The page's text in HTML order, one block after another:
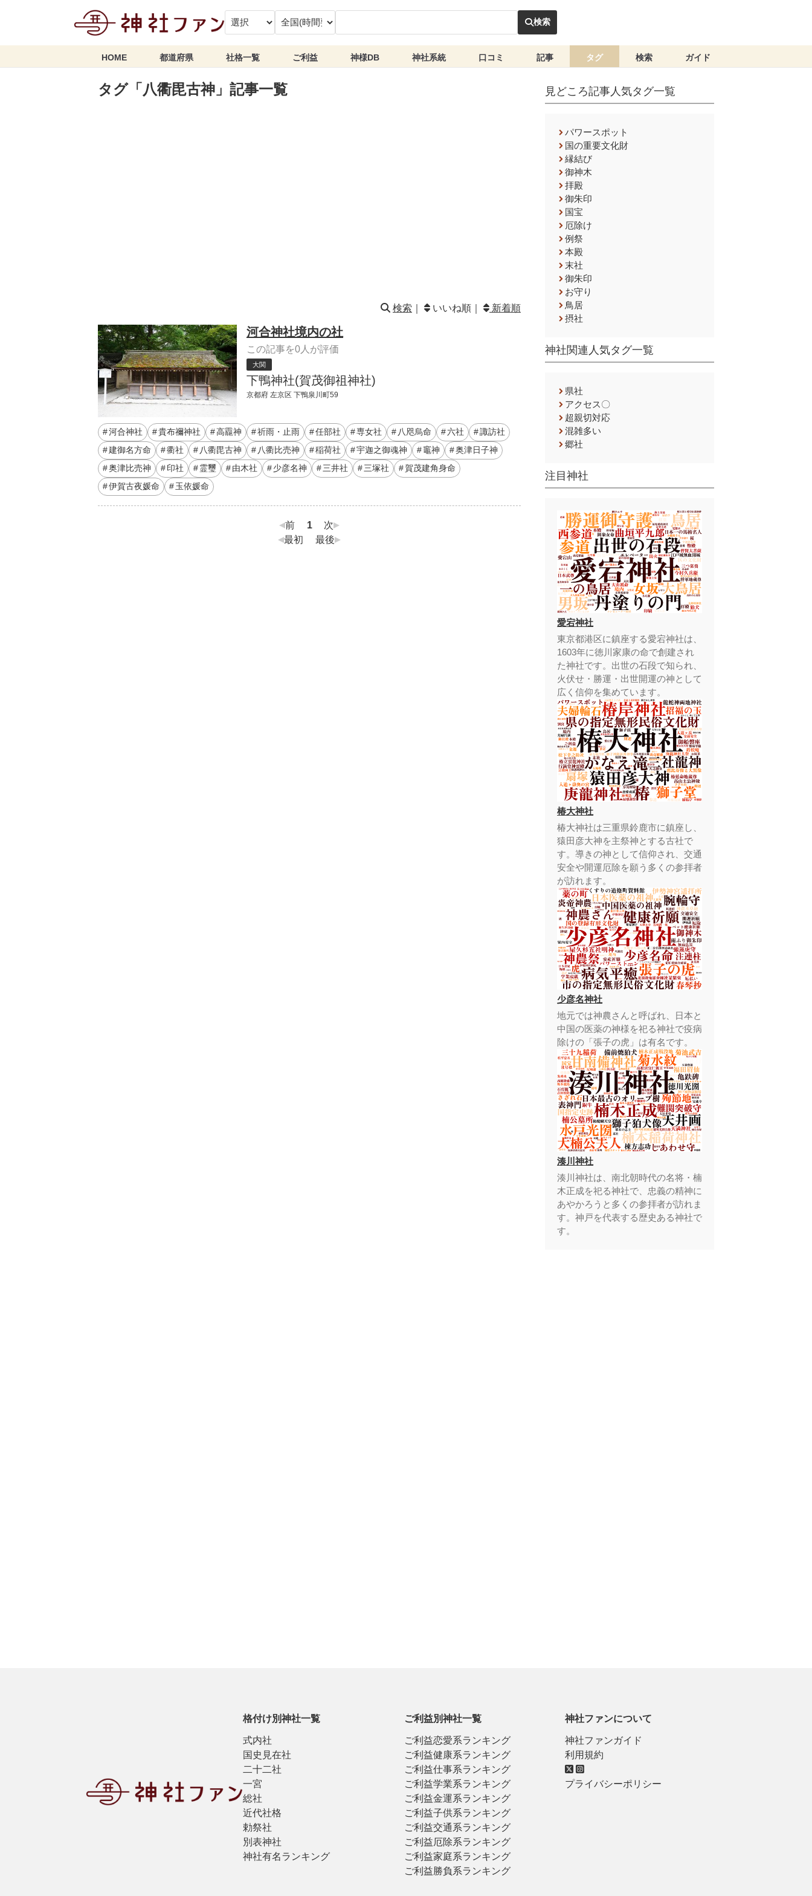
検索
HOME 都道府県 社格一覧 ご利益 神様DB 神社系統 口コミ 記事 タグ 検索 ガイド
タグ「八衢毘古神」記事一覧
検索 いいね順｜ 新着順
河合神社境内の社
この記事を0人が評価
大関
下鴨神社(賀茂御祖神社)
京都府 左京区 下鴨泉川町59
河合神社 貴布禰神社 高龗神 祈雨・止雨 任部社 専女社 八咫烏命 六社
諏訪社
建御名方命
衢社 八衢毘古神 八衢比売神 稲荷社 宇迦之御魂神 竈神
奥津日子神
奥津比売神
印社 霊璽 由木社 少彦名神 三井社 三塚社
賀茂建角身命
伊賀古夜媛命
玉依媛命
前 1
次
最初
最後
見どころ記事人気タグ一覧
パワースポット
国の重要文化財
縁結び
御神木
拝殿
御朱印
国宝
厄除け
例祭
本殿
末社
御朱印
お守り
鳥居
摂社
神社関連人気タグ一覧
県社
アクセス〇
超親切対応
混雑多い
郷社
注目神社
愛宕神社
東京都港区に鎮座する愛宕神社は、
1603年に徳川家康の命で創建され
た神社です。出世の石段で知られ、
火伏せ・勝運・出世開運の神として
広く信仰を集めています。
椿大神社
椿大神社は三重県鈴鹿市に鎮座し、
猿田彦大神を主祭神とする古社で
す。導きの神として信仰され、交通
安全や開運厄除を願う多くの参拝者
が訪れます。
少彦名神社
地元では神農さんと呼ばれ、日本と
中国の医薬の神様を祀る神社で疫病
除けの「張子の虎」は有名です。
湊川神社
湊川神社は、南北朝時代の名将・楠
木正成を祀る神社で、忠義の精神に
あやかろうと多くの参拝者が訪れま
す。神戸を代表する歴史ある神社で
す。
格付け別神社一覧
式内社
国史見在社
二十二社
一宮
総社
近代社格
勅祭社
別表神社
神社有名ランキング
ご利益別神社一覧
ご利益恋愛系ランキング
ご利益健康系ランキング
ご利益仕事系ランキング
ご利益学業系ランキング
ご利益金運系ランキング
ご利益子供系ランキング
ご利益交通系ランキング
ご利益厄除系ランキング
ご利益家庭系ランキング
ご利益勝負系ランキング
神社ファンについて
神社ファンガイド
利用規約
プライバシーポリシー